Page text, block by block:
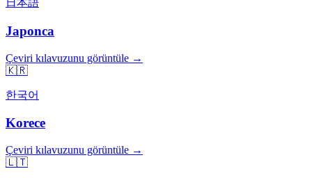
日本語
Japonca
Çeviri kılavuzunu görüntüle →
🇰🇷
한국어
Korece
Çeviri kılavuzunu görüntüle →
🇱🇹